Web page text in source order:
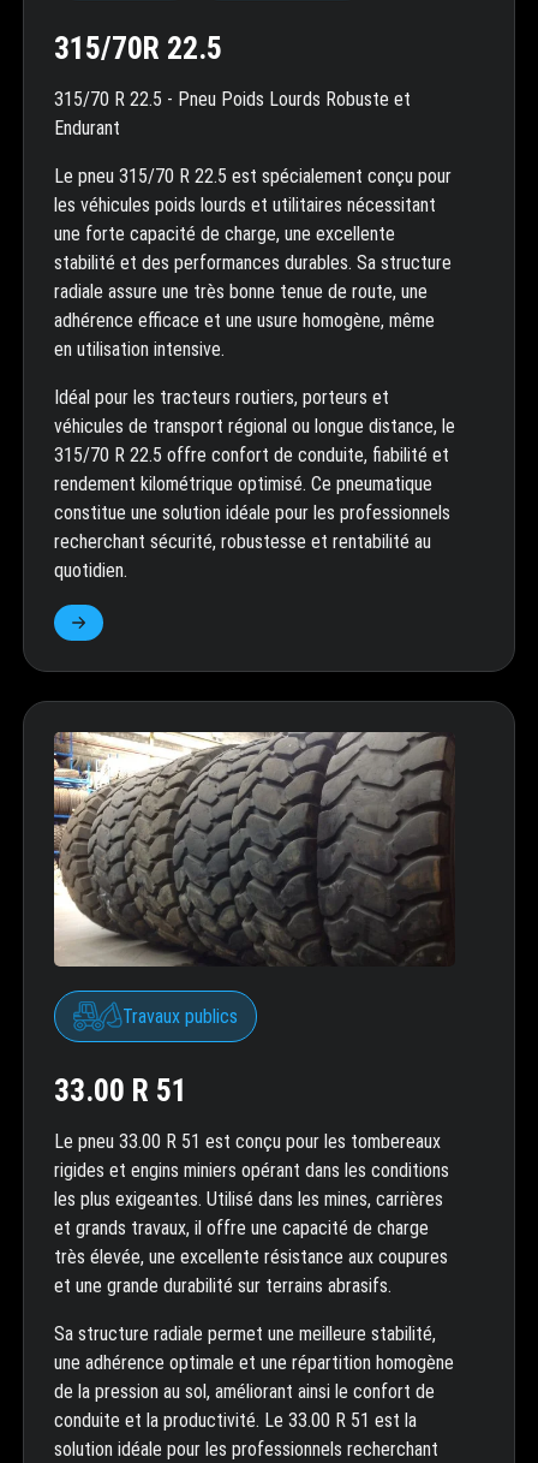
315/70R 22.5
315/70 R 22.5 - Pneu Poids Lourds Robuste et
Endurant
Le pneu 315/70 R 22.5 est spécialement conçu pour
les véhicules poids lourds et utilitaires nécessitant
une forte capacité de charge, une excellente
stabilité et des performances durables. Sa structure
radiale assure une très bonne tenue de route, une
adhérence efficace et une usure homogène, même
en utilisation intensive.
Idéal pour les tracteurs routiers, porteurs et
véhicules de transport régional ou longue distance, le
315/70 R 22.5 offre confort de conduite, fiabilité et
rendement kilométrique optimisé. Ce pneumatique
constitue une solution idéale pour les professionnels
recherchant sécurité, robustesse et rentabilité au
quotidien.
Travaux publics
33.00 R 51
Le pneu 33.00 R 51 est conçu pour les tombereaux
rigides et engins miniers opérant dans les conditions
les plus exigeantes. Utilisé dans les mines, carrières
et grands travaux, il offre une capacité de charge
très élevée, une excellente résistance aux coupures
et une grande durabilité sur terrains abrasifs.
Sa structure radiale permet une meilleure stabilité,
une adhérence optimale et une répartition homogène
de la pression au sol, améliorant ainsi le confort de
conduite et la productivité. Le 33.00 R 51 est la
solution idéale pour les professionnels recherchant